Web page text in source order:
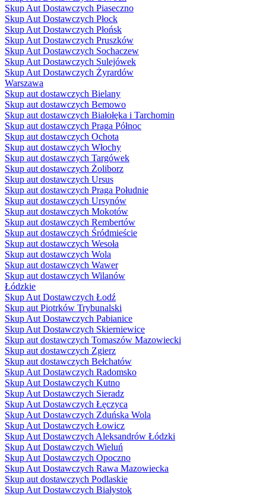
Skup Aut Dostawczych Piaseczno
Skup Aut Dostawczych Płock
Skup Aut Dostawczych Płońsk
Skup Aut Dostawczych Pruszków
Skup Aut Dostawczych Sochaczew
Skup Aut Dostawczych Sulejówek
Skup Aut Dostawczych Żyrardów
Warszawa
Skup aut dostawczych Bielany
Skup aut dostawczych Bemowo
Skup aut dostawczych Białołęka i Tarchomin
Skup aut dostawczych Praga Północ
Skup aut dostawczych Ochota
Skup aut dostawczych Włochy
Skup aut dostawczych Targówek
Skup aut dostawczych Żoliborz
Skup aut dostawczych Ursus
Skup aut dostawczych Praga Południe
Skup aut dostawczych Ursynów
Skup aut dostawczych Mokotów
Skup aut dostawczych Rembertów
Skup aut dostawczych Śródmieście
Skup aut dostawczych Wesoła
Skup aut dostawczych Wola
Skup aut dostawczych Wawer
Skup aut dostawczych Wilanów
Łódzkie
Skup Aut Dostawczych Łodź
Skup aut Piotrków Trybunalski
Skup Aut Dostawczych Pabianice
Skup Aut Dostawczych Skierniewice
Skup aut dostawczych Tomaszów Mazowiecki
Skup aut dostawczych Zgierz
Skup aut dostawczych Bełchatów
Skup Aut Dostawczych Radomsko
Skup Aut Dostawczych Kutno
Skup Aut Dostawczych Sieradz
Skup Aut Dostawczych Łęczyca
Skup Aut Dostawczych Zduńska Wola
Skup Aut Dostawczych Łowicz
Skup Aut Dostawczych Aleksandrów Łódzki
Skup Aut Dostawczych Wieluń
Skup Aut Dostawczych Opoczno
Skup Aut Dostawczych Rawa Mazowiecka
Skup aut dostawczych Podlaskie
Skup Aut Dostawczych Białystok